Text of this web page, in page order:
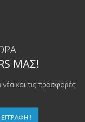
ΜΑΣ!
νέα και τις προσφορές
ΕΓΓΡΑΦΉ !